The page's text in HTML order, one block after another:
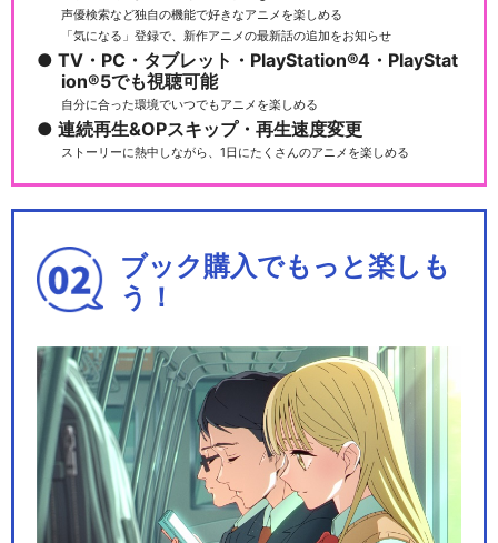
声優検索など独自の機能で好きなアニメを楽しめる
「気になる」登録で、新作アニメの最新話の追加をお知らせ
TV・PC・タブレット・PlayStation®4・PlayStat
ion®5でも視聴可能
自分に合った環境でいつでもアニメを楽しめる
連続再生&OPスキップ・再生速度変更
ストーリーに熱中しながら、1日にたくさんのアニメを楽しめる
ブック購入でもっと楽しも
う！